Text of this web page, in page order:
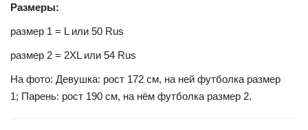
Размеры:
размер 1 = L или 50 Rus
размер 2 = 2XL или 54 Rus
На фото: Девушка: рост 172 см, на ней футболка размер
1; Парень: рост 190 см, на нём футболка размер 2.